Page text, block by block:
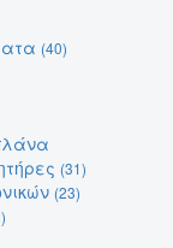
(40)
(31)
(23)